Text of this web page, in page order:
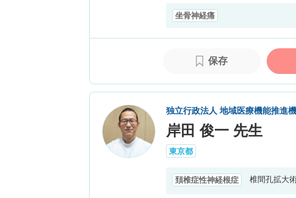
坐骨神経痛
保存
独立行政法人 地域医療機能推進
岸田 俊一 先生
東京都
頚椎症性神経根症 椎間孔拡大